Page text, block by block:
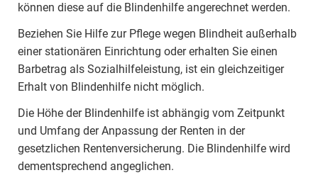
können diese auf die Blindenhilfe angerechnet werden.
Beziehen Sie Hilfe zur Pflege wegen Blindheit außerhalb
einer stationären Einrichtung oder erhalten Sie einen
Barbetrag als Sozialhilfeleistung, ist ein gleichzeitiger
Erhalt von Blindenhilfe nicht möglich.
Die Höhe der Blindenhilfe ist abhängig vom Zeitpunkt
und Umfang der Anpassung der Renten in der
gesetzlichen Rentenversicherung. Die Blindenhilfe wird
dementsprechend angeglichen.